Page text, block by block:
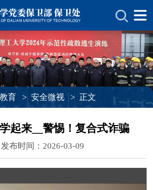
育 >安全微视 > 正文
起来__警惕！复合式诈骗
发布时间：2026-03-09